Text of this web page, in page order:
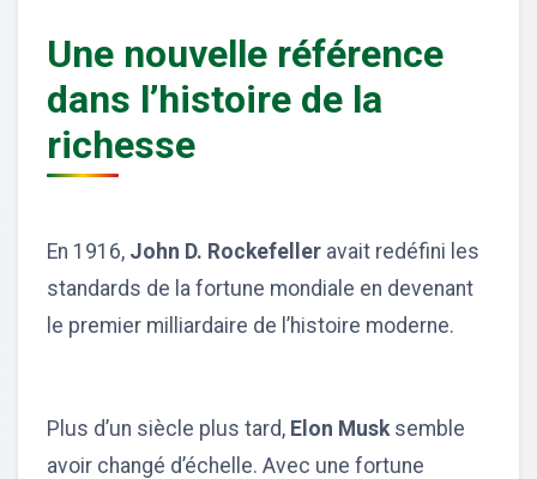
Une nouvelle référence
dans l’histoire de la
richesse
En 1916, John D. Rockefeller avait redéfini les
standards de la fortune mondiale en devenant
le premier milliardaire de l’histoire moderne.
Plus d’un siècle plus tard, Elon Musk semble
avoir changé d’échelle. Avec une fortune